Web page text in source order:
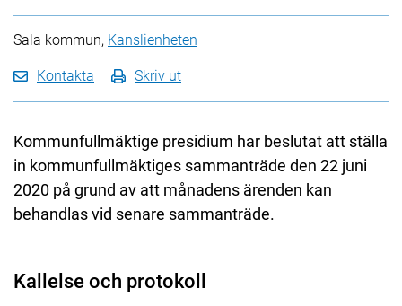
Sala kommun, Kanslienheten
Kontakta Skriv ut
Kommunfullmäktige presidium har beslutat att ställa
in kommunfullmäktiges sammanträde den 22 juni
2020 på grund av att månadens ärenden kan
behandlas vid senare sammanträde.
Kallelse och protokoll